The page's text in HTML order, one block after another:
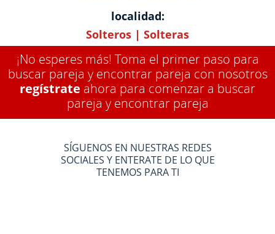
localidad:
Solteros | Solteras
¡No esperes más! Toma el primer paso para
buscar pareja y encontrar pareja con nosotros
regístrate ahora para comenzar a buscar
pareja y encontrar pareja
SÍGUENOS EN NUESTRAS REDES
SOCIALES Y ENTERATE DE LO QUE
TENEMOS PARA TI